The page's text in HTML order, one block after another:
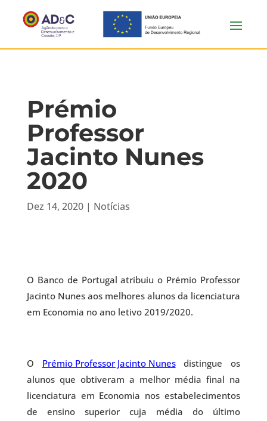
Prémio
Professor
Jacinto Nunes
2020
Dez 14, 2020| Notícias
O Banco de Portugal atribuiu o Prémio Professor
Jacinto Nunes aos melhores alunos da licenciatura
em Economia no ano letivo 2019/2020.
O Prémio Professor Jacinto Nunesdistingue os
alunos que obtiveram a melhor média final na
licenciatura em Economia nos estabelecimentos
de ensino superior cuja média do último